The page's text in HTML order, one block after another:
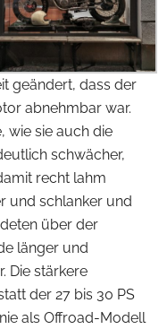
geändert, dass der
abnehmbar war.
wie sie auch die
schwächer,
recht lahm
und schlanker und
über der
länger und
Die stärkere
der 27 bis 30 PS
als Offroad-Modell